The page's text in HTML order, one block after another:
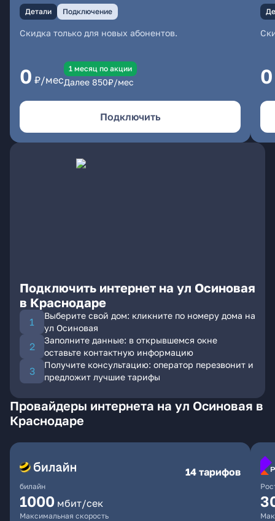
Детали Подключение
Скидка только для новых абонентов.
0 ₽/мес
1 месяц по акции
Далее 850₽/мес
Подключить
0
Подключить интернет на ул Осиновая
в Краснодаре
Выберите свой дом: кликните по номеру дома на
ул Осиновая
Заполните данные: в открывшемся окне
оставьте контактную информацию
Получите консультацию: оператор перезвонит и
предложит лучшие тарифы
Провайдеры интернета на ул Осиновая в
Краснодаре
билайн
14 тарифов
1000 мбит/сек
Максимальная скорость